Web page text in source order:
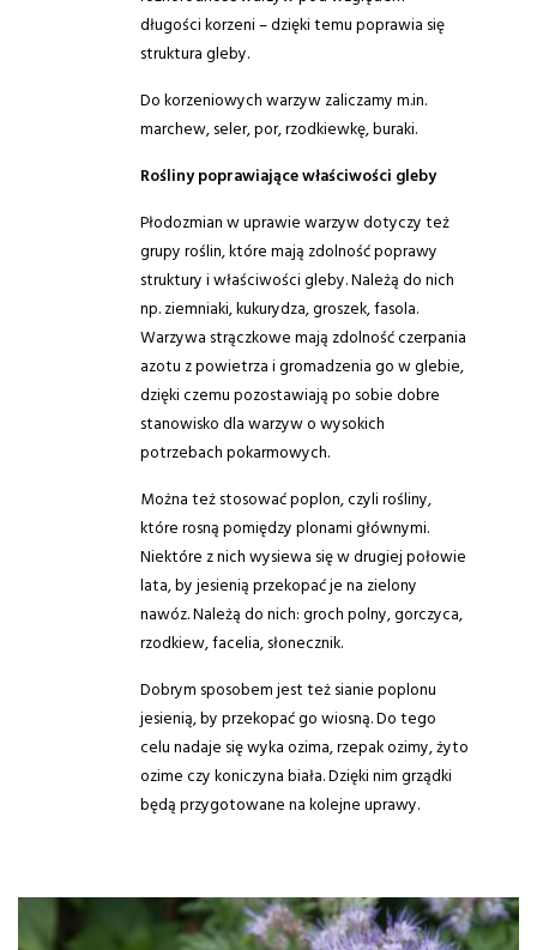
długości korzeni – dzięki temu poprawia się
struktura gleby.
Do korzeniowych warzyw zaliczamy m.in.
marchew, seler, por, rzodkiewkę, buraki.
Rośliny poprawiające właściwości gleby
Płodozmian w uprawie warzyw dotyczy też
grupy roślin, które mają zdolność poprawy
struktury i właściwości gleby. Należą do nich
np. ziemniaki, kukurydza, groszek, fasola.
Warzywa strączkowe mają zdolność czerpania
azotu z powietrza i gromadzenia go w glebie,
dzięki czemu pozostawiają po sobie dobre
stanowisko dla warzyw o wysokich
potrzebach pokarmowych.
Można też stosować poplon, czyli rośliny,
które rosną pomiędzy plonami głównymi.
Niektóre z nich wysiewa się w drugiej połowie
lata, by jesienią przekopać je na zielony
nawóz. Należą do nich: groch polny, gorczyca,
rzodkiew, facelia, słonecznik.
Dobrym sposobem jest też sianie poplonu
jesienią, by przekopać go wiosną. Do tego
celu nadaje się wyka ozima, rzepak ozimy, żyto
ozime czy koniczyna biała. Dzięki nim grządki
będą przygotowane na kolejne uprawy.